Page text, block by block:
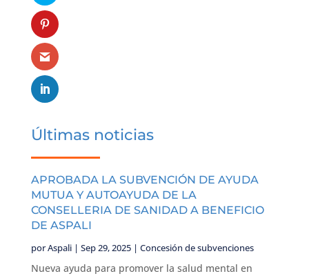
Últimas noticias
APROBADA LA SUBVENCIÓN DE AYUDA
MUTUA Y AUTOAYUDA DE LA
CONSELLERIA DE SANIDAD A BENEFICIO
DE ASPALI
porAspali| Sep 29, 2025| Concesión de subvenciones
Nueva ayuda para promover la salud mental en